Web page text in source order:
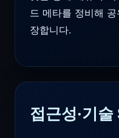
드 메타를 정비해
장합니다.
접근성·기술